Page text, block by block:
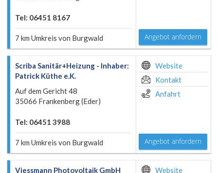
Tel: 06451 8167
7 km Umkreis von Burgwald Angebot anfordern
Scriba Sanitär+Heizung - Inhaber:
Patrick Küthe e.K.
Auf dem Gericht 48
35066 Frankenberg (Eder)
Tel: 06451 3988
7 km Umkreis von Burgwald
Website
Kontakt
Anfahrt
Angebot anfordern
Viessmann Photovoltaik GmbH
Website